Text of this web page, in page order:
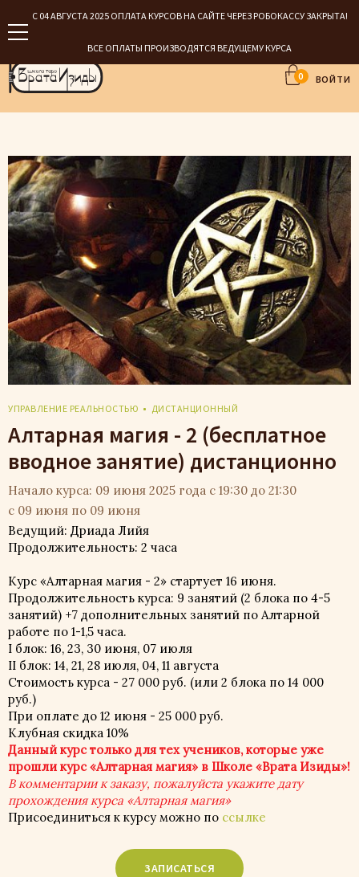
С 04 АВГУСТА 2025 ОПЛАТА КУРСОВ НА САЙТЕ ЧЕРЕЗ РОБОКАССУ ЗАКРЫТА!
ВСЕ ОПЛАТЫ ПРОИЗВОДЯТСЯ ВЕДУЩЕМУ КУРСА
0 ВОЙТИ
УПРАВЛЕНИЕ РЕАЛЬНОСТЬЮ ДИСТАНЦИОННЫЙ
Алтарная магия - 2 (бесплатное
вводное занятие) дистанционно
Начало курса: 09 июня 2025 года с 19:30 до 21:30
с 09 июня по 09 июня
ЗАПИСАТЬСЯ
Ведущий: Дриада Лийя
Продолжительность: 2 часа
Курс «Алтарная магия - 2» стартует 16 июня.
Продолжительность курса: 9 занятий (2 блока по 4-5
занятий) +7 дополнительных занятий по Алтарной
работе по 1-1,5 часа.
I блок: 16, 23, 30 июня, 07 июля
II блок: 14, 21, 28 июля, 04, 11 августа
Стоимость курса - 27 000 руб. (или 2 блока по 14 000
руб.)
При оплате до 12 июня - 25 000 руб.
Клубная скидка 10%
Данный курс только для тех учеников, которые уже
прошли курс «Алтарная магия» в Школе «Врата Изиды»!
В комментарии к заказу, пожалуйста укажите дату
прохождения курса «Алтарная магия»
Присоединиться к курсу можно по ссылке